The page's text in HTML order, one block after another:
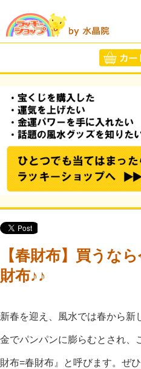
【春財布】買うな
財布♪♪
新春を迎え、風水では春から新
金でパンパンに膨らむとされ、
財布=春財布』と呼びます。ぜ